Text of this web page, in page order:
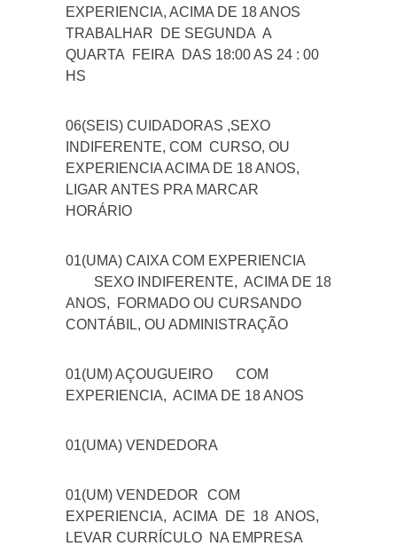
EXPERIENCIA, ACIMA DE 18 ANOS
TRABALHAR DE SEGUNDA A
QUARTA FEIRA DAS 18:00 AS 24 : 00
HS
06(SEIS) CUIDADORAS ,SEXO
INDIFERENTE, COM CURSO, OU
EXPERIENCIA ACIMA DE 18 ANOS,
LIGAR ANTES PRA MARCAR
HORÁRIO
01(UMA) CAIXA COM EXPERIENCIA
SEXO INDIFERENTE, ACIMA DE 18
ANOS, FORMADO OU CURSANDO
CONTÁBIL, OU ADMINISTRAÇÃO
01(UM) AÇOUGUEIRO
COM
EXPERIENCIA, ACIMA DE 18 ANOS
01(UMA) VENDEDORA
01(UM) VENDEDOR
COM
EXPERIENCIA, ACIMA DE 18 ANOS,
LEVAR CURRÍCULO NA EMPRESA